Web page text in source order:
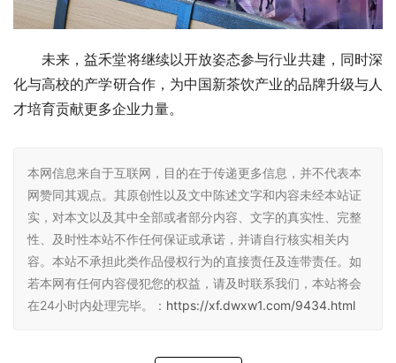
未来，益禾堂将继续以开放姿态参与行业共建，同时深
化与高校的产学研合作，为中国新茶饮产业的品牌升级与人
才培育贡献更多企业力量。
本网信息来自于互联网，目的在于传递更多信息，并不代表本
网赞同其观点。其原创性以及文中陈述文字和内容未经本站证
实，对本文以及其中全部或者部分内容、文字的真实性、完整
性、及时性本站不作任何保证或承诺，并请自行核实相关内
容。本站不承担此类作品侵权行为的直接责任及连带责任。如
若本网有任何内容侵犯您的权益，请及时联系我们，本站将会
在24小时内处理完毕。： https://xf.dwxw1.com/9434.html